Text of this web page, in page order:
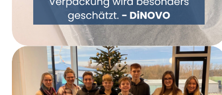
Repensemos juntos el embalaje: DiNOVO se
pasa a los envases de papel